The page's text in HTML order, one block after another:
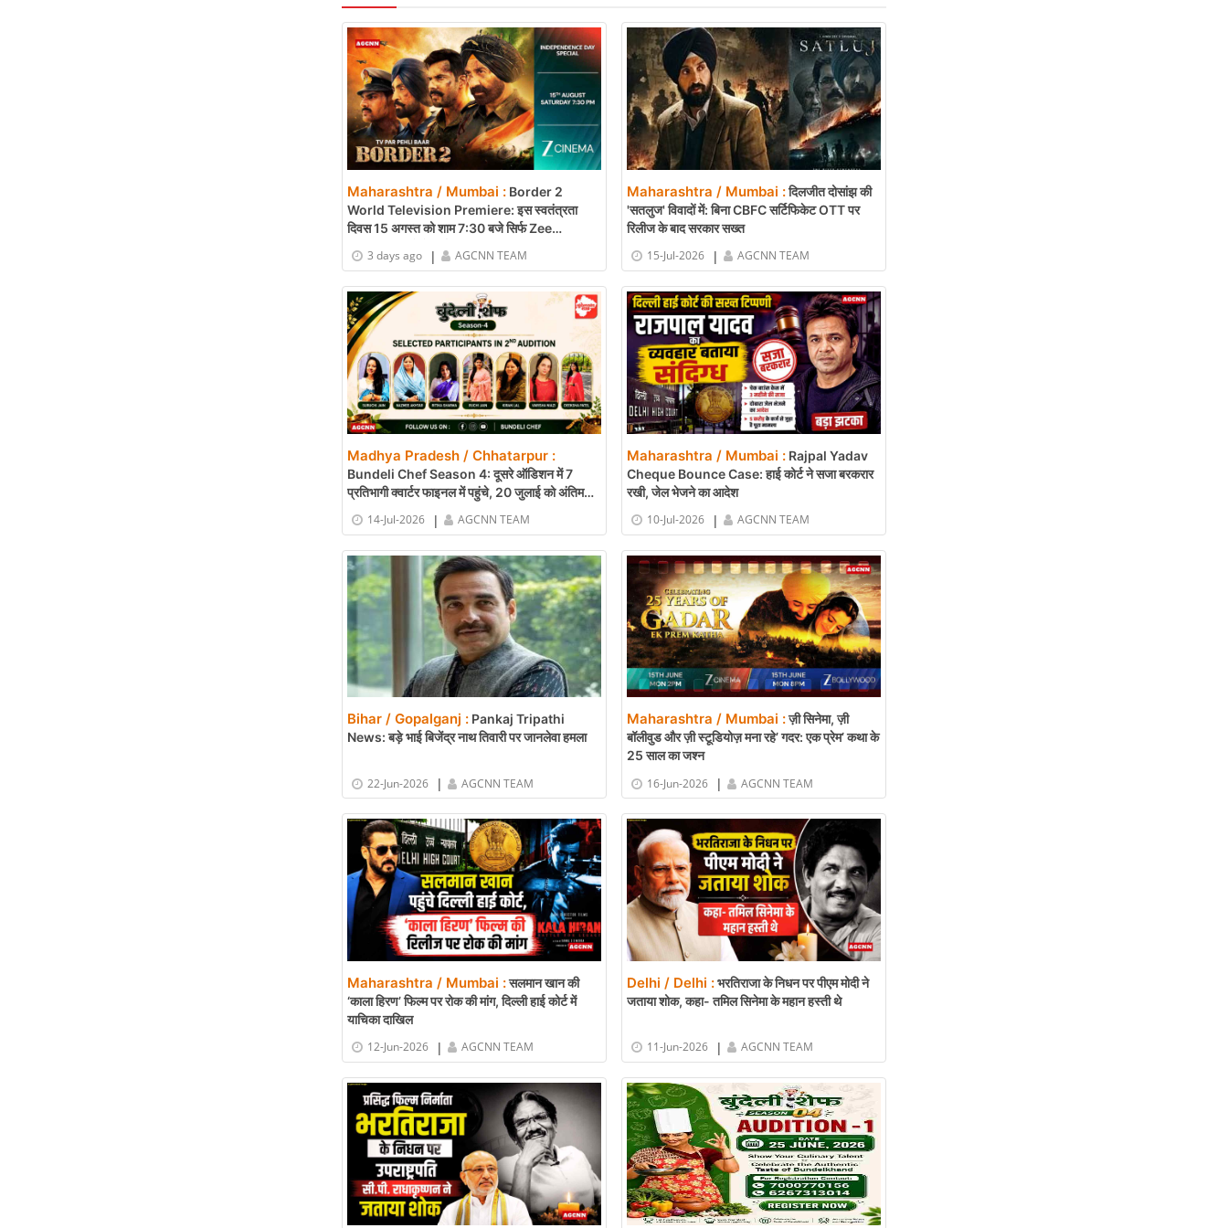
Maharashtra / Mumbai : Border 2
World Television Premiere: इस स्वतंत्रता
दिवस 15 अगस्त को शाम 7:30 बजे सिर्फ Zee
3 days ago | AGCNN TEAM
Maharashtra / Mumbai :दिलजीत दोसांझ की
'सतलुज' विवादों में: बिना CBFC सर्टिफिकेट OTT पर
रिलीज के बाद सरकार सख्त
15-Jul-2026
| AGCNN TEAM
Madhya Pradesh / Chhatarpur :
Bundeli Chef Season 4: दूसरे ऑडिशन में 7
प्रतिभागी क्वार्टर फाइनल में पहुंचे, 20 जुलाई को अंतिम
14-Jul-2026 | AGCNN TEAM
Maharashtra / Mumbai : Rajpal Yadav
Cheque Bounce Case: हाई कोर्ट ने सजा बरकरार
रखी, जेल भेजने का आदेश
10-Jul-2026
| AGCNN TEAM
Bihar / Gopalganj : Pankaj Tripathi
News: बड़े भाई बिजेंद्र नाथ तिवारी पर जानलेवा हमला
22-Jun-2026 | AGCNN TEAM
Maharashtra / Mumbai :ज़ी सिनेमा, ज़ी
बॉलीवुड और ज़ी स्टूडियोज़ मना रहे’ गदर: एक प्रेम’ कथा के
25 साल का जश्न
16-Jun-2026
| AGCNN TEAM
Maharashtra / Mumbai :सलमान खान की
‘काला हिरण’ फिल्म पर रोक की मांग, दिल्ली हाई कोर्ट में
याचिका दाखिल
12-Jun-2026
| AGCNN TEAM
Delhi / Delhi :भरतिराजा के निधन पर पीएम मोदी ने
जताया शोक, कहा- तमिल सिनेमा के महान हस्ती थे
11-Jun-2026 | AGCNN TEAM